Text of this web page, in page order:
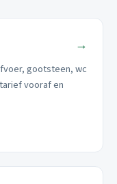
→
gootsteen, wc
vooraf en